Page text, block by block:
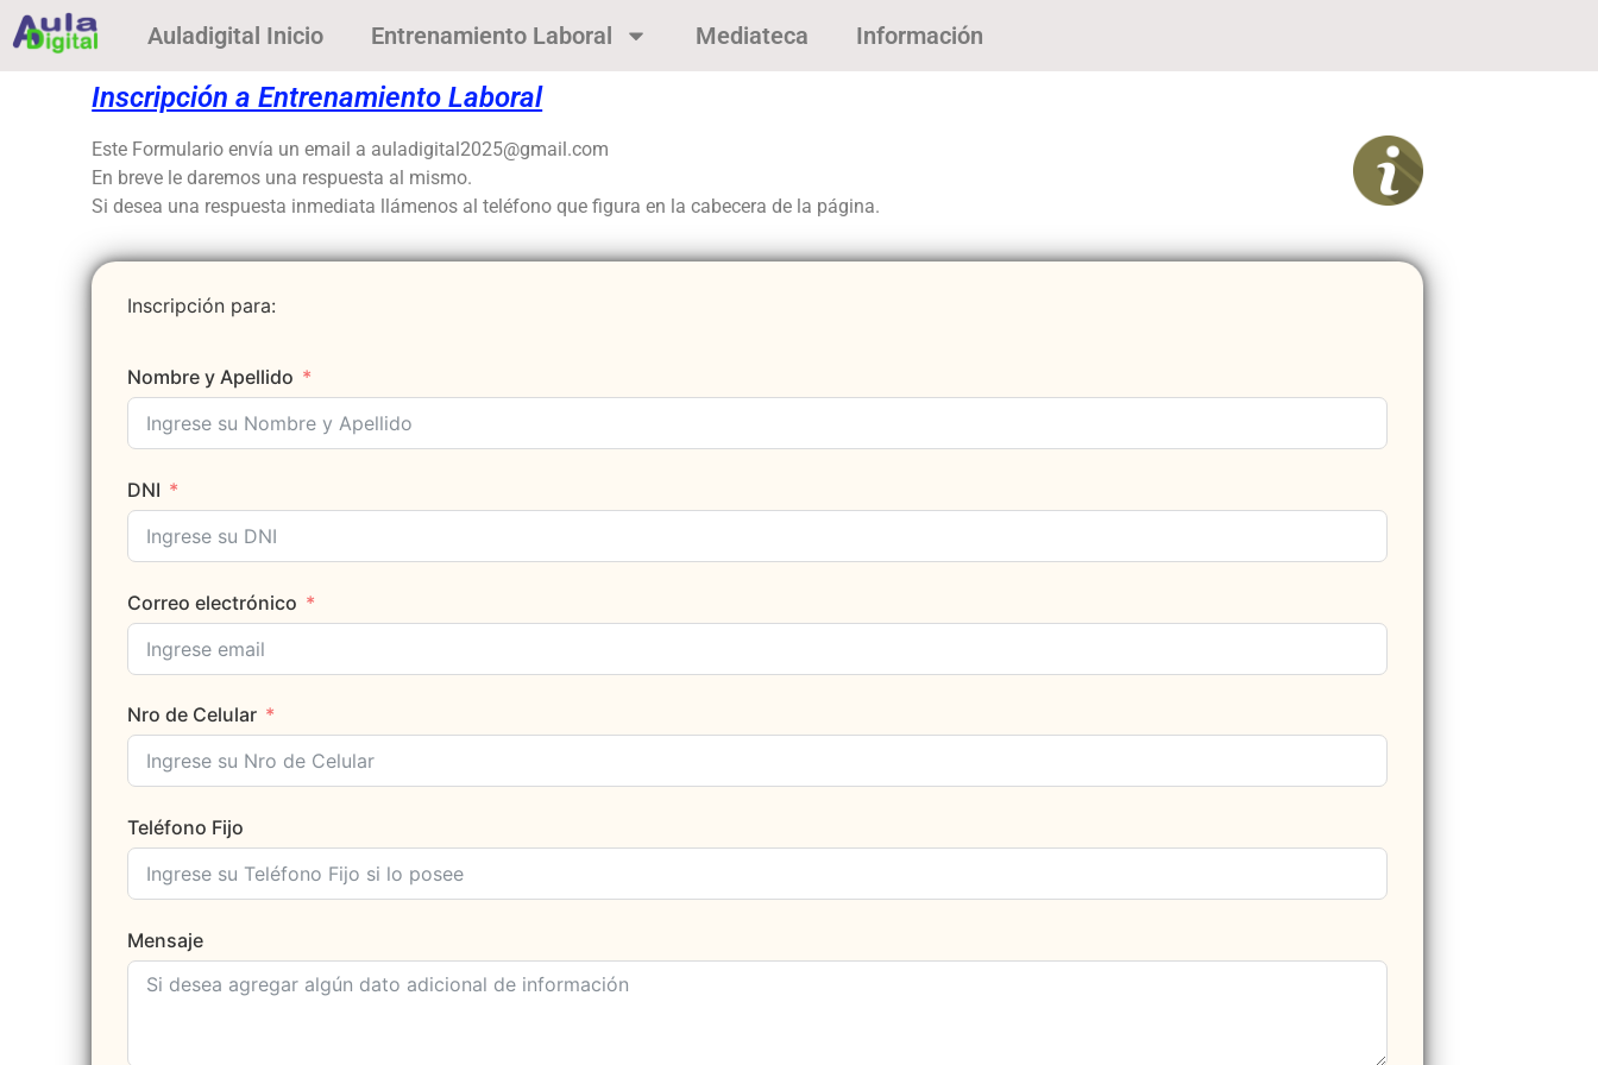
Auladigital Inicio Entrenamiento Laboral Mediateca Información
Inscripción a Entrenamiento Laboral
Este Formulario envía un email a auladigital2025@gmail.com
En breve le daremos una respuesta al mismo.
Si desea una respuesta inmediata llámenos al teléfono que figura en la cabecera de la página.
Inscripción para:
Nombre y Apellido
DNI
Correo electrónico
Nro de Celular
Teléfono Fijo
Mensaje